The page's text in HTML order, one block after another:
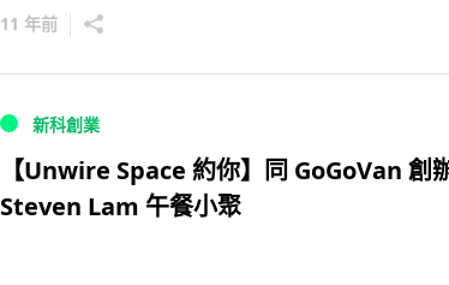
11 年前
新科創業
【Unwire Space 約你】同 GoGoVan 創
Steven Lam 午餐小聚